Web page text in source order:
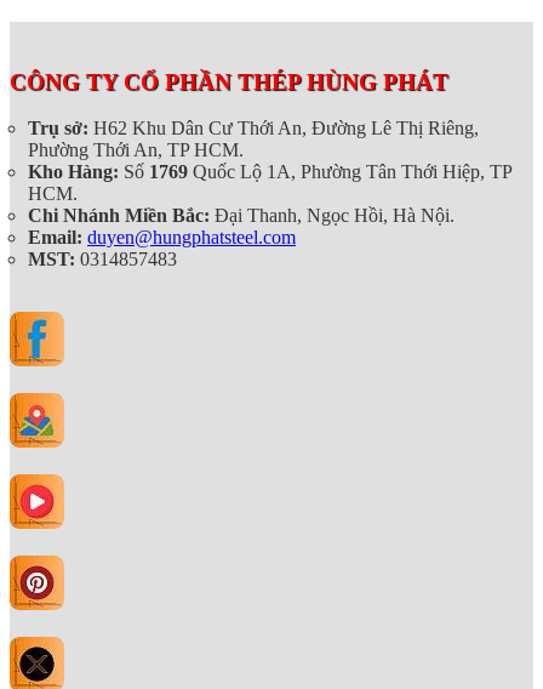
CÔNG TY CỔ PHẦN THÉP HÙNG PHÁT
Trụ sở: H62 Khu Dân Cư Thới An, Đường Lê Thị Riêng,
Phường Thới An, TP HCM.
Kho Hàng: Số 1769 Quốc Lộ 1A, Phường Tân Thới Hiệp, TP
HCM.
Chi Nhánh Miền Bắc: Đại Thanh, Ngọc Hồi, Hà Nội.
Email: duyen@hungphatsteel.com
MST: 0314857483